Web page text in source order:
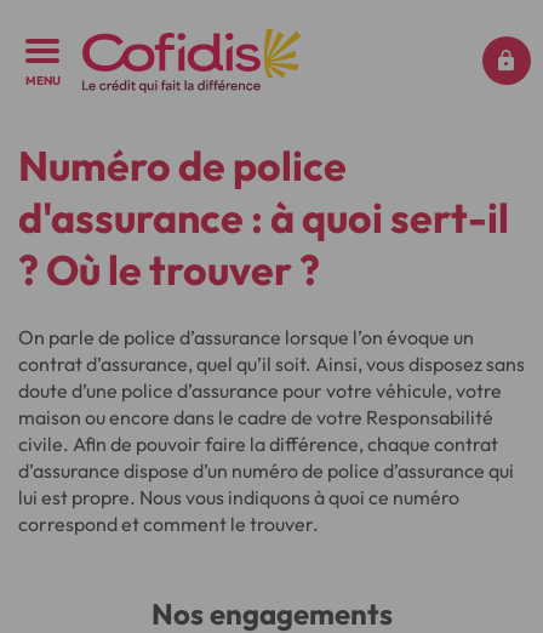
MENU
Numéro de police
d'assurance : à quoi sert-il
? Où le trouver ?
On parle de police d’assurance lorsque l’on évoque un
contrat d’assurance, quel qu’il soit. Ainsi, vous disposez sans
doute d’une police d’assurance pour votre véhicule, votre
maison ou encore dans le cadre de votre Responsabilité
civile. Afin de pouvoir faire la différence, chaque contrat
d’assurance dispose d’un numéro de police d’assurance qui
lui est propre. Nous vous indiquons à quoi ce numéro
correspond et comment le trouver.
Nos engagements